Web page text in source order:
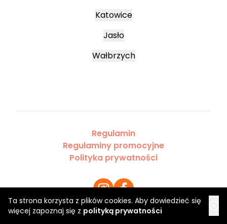
Ta strona korzysta z plików cookies. Aby dowiedzieć się
więcej zapoznaj się z polityką prywatności
Katowice
Jasło
Wałbrzych
Regulamin
Regulaminy promocyjne
Polityka prywatności